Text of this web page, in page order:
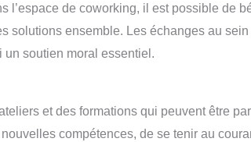
de coworking, il est possible de
solutions ensemble. Les échanges au
soutien moral essentiel.
et des formations qui peuvent être
compétences, de se tenir au